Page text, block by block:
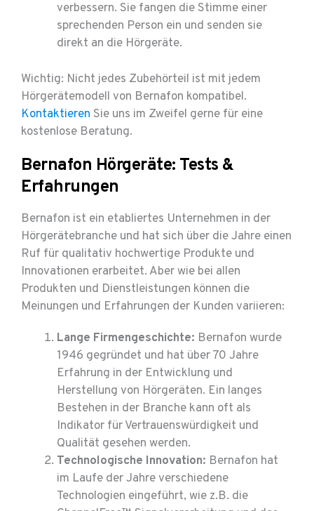
verbessern. Sie fangen die Stimme einer
sprechenden Person ein und senden sie
direkt an die Hörgeräte.
Wichtig: Nicht jedes Zubehörteil ist mit jedem
Hörgerätemodell von Bernafon kompatibel.
Kontaktieren Sie uns im Zweifel gerne für eine
kostenlose Beratung.
Bernafon Hörgeräte: Tests &
Erfahrungen
Bernafon ist ein etabliertes Unternehmen in der
Hörgerätebranche und hat sich über die Jahre einen
Ruf für qualitativ hochwertige Produkte und
Innovationen erarbeitet. Aber wie bei allen
Produkten und Dienstleistungen können die
Meinungen und Erfahrungen der Kunden variieren:
Lange Firmengeschichte: Bernafon wurde
1946 gegründet und hat über 70 Jahre
Erfahrung in der Entwicklung und
Herstellung von Hörgeräten. Ein langes
Bestehen in der Branche kann oft als
Indikator für Vertrauenswürdigkeit und
Qualität gesehen werden.
Technologische Innovation: Bernafon hat
im Laufe der Jahre verschiedene
Technologien eingeführt, wie z.B. die